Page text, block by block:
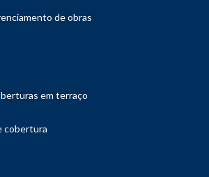
de obras
em terraço
cobertura